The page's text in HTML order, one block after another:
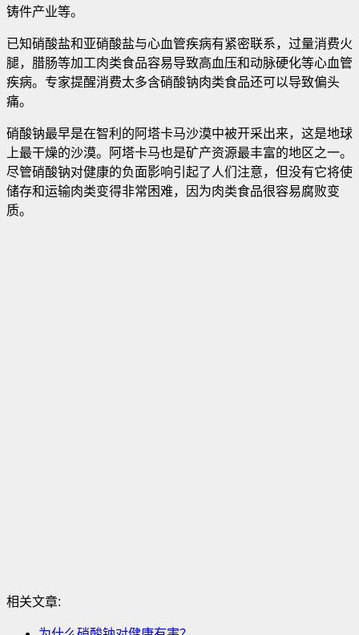
铸件产业等。
已知硝酸盐和亚硝酸盐与心血管疾病有紧密联系，过量消费火
腿，腊肠等加工肉类食品容易导致高血压和动脉硬化等心血管
疾病。专家提醒消费太多含硝酸钠肉类食品还可以导致偏头
痛。
硝酸钠最早是在智利的阿塔卡马沙漠中被开采出来，这是地球
上最干燥的沙漠。阿塔卡马也是矿产资源最丰富的地区之一。
尽管硝酸钠对健康的负面影响引起了人们注意，但没有它将使
储存和运输肉类变得非常困难，因为肉类食品很容易腐败变
质。
相关文章: